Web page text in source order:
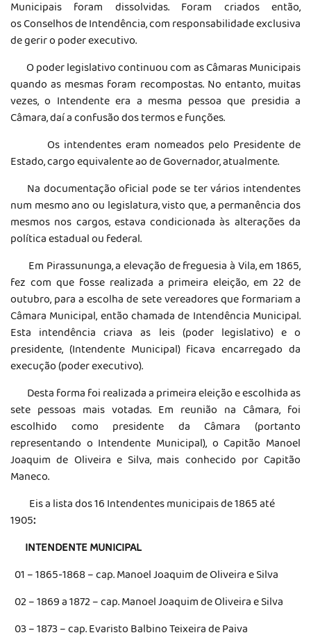
Municipais foram dissolvidas. Foram criados então,
os Conselhos de Intendência, com responsabilidade exclusiva
de gerir o poder executivo.
O poder legislativo continuou com as Câmaras Municipais
quando as mesmas foram recompostas. No entanto, muitas
vezes, o Intendente era a mesma pessoa que presidia a
Câmara, daí a confusão dos termos e funções.
Os intendentes eram nomeados pelo Presidente de
Estado, cargo equivalente ao de Governador, atualmente.
Na documentação oficial pode se ter vários intendentes
num mesmo ano ou legislatura, visto que, a permanência dos
mesmos nos cargos, estava condicionada às alterações da
política estadual ou federal.
Em Pirassununga, a elevação de freguesia à Vila, em 1865,
fez com que fosse realizada a primeira eleição, em 22 de
outubro, para a escolha de sete vereadores que formariam a
Câmara Municipal, então chamada de Intendência Municipal.
Esta intendência criava as leis (poder legislativo) e o
presidente, (Intendente Municipal) ficava encarregado da
execução (poder executivo).
Desta forma foi realizada a primeira eleição e escolhida as
sete pessoas mais votadas. Em reunião na Câmara, foi
escolhido como presidente da Câmara (portanto
representando o Intendente Municipal), o Capitão Manoel
Joaquim de Oliveira e Silva, mais conhecido por Capitão
Maneco.
Eis a lista dos 16 Intendentes municipais de 1865 até
1905:
INTENDENTE MUNICIPAL
01 – 1865-1868 – cap. Manoel Joaquim de Oliveira e Silva
02 – 1869 a 1872 – cap. Manoel Joaquim de Oliveira e Silva
03 – 1873 – cap. Evaristo Balbino Teixeira de Paiva